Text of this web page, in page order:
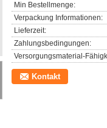
Min Bestellmenge:
Verpackung Informationen:
Lieferzeit:
Zahlungsbedingungen:
Versorgungsmaterial-
Kontakt